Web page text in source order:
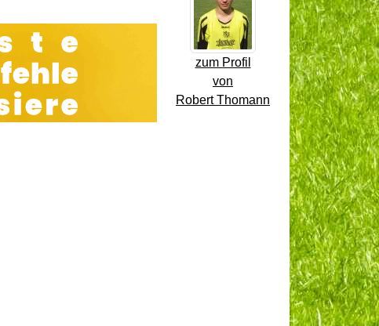
zum Profil
von
Robert Thomann